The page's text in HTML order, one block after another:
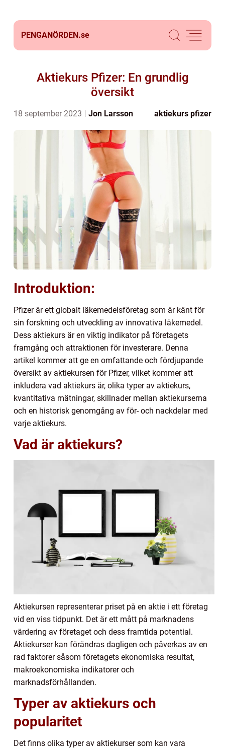
PENGANÖRDEN.se
Aktiekurs Pfizer: En grundlig
översikt
18 september 2023 Jon Larsson aktiekurs pfizer
Introduktion:
Pfizer är ett globalt läkemedelsföretag som är känt för
sin forskning och utveckling av innovativa läkemedel.
Dess aktiekurs är en viktig indikator på företagets
framgång och attraktionen för investerare. Denna
artikel kommer att ge en omfattande och fördjupande
översikt av aktiekursen för Pfizer, vilket kommer att
inkludera vad aktiekurs är, olika typer av aktiekurs,
kvantitativa mätningar, skillnader mellan aktiekurserna
och en historisk genomgång av för- och nackdelar med
varje aktiekurs.
Vad är aktiekurs?
Aktiekursen representerar priset på en aktie i ett företag
vid en viss tidpunkt. Det är ett mått på marknadens
värdering av företaget och dess framtida potential.
Aktiekurser kan förändras dagligen och påverkas av en
rad faktorer såsom företagets ekonomiska resultat,
makroekonomiska indikatorer och
marknadsförhållanden.
Typer av aktiekurs och
popularitet
Det finns olika typer av aktiekurser som kan vara